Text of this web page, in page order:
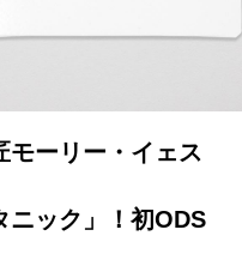
モーリー・イェス
ニック」！初ODS